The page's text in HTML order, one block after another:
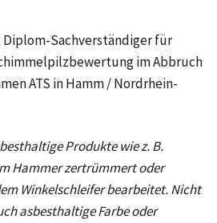
Sachverständiger für
im Abbruch
ATS in Hamm / Nordrhein-
Produkte wie z. B.
Hammer zertrümmert oder
Winkelschleifer bearbeitet. Nicht
asbesthaltige Farbe oder